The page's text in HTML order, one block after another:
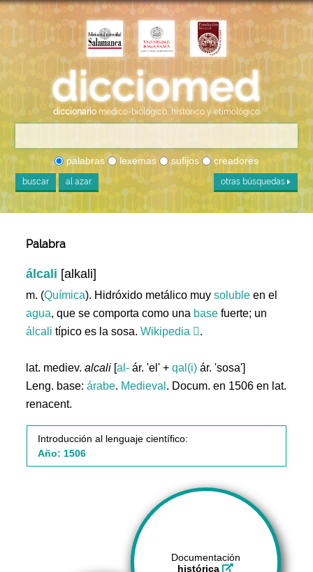
diccionario médico-biológico, histórico y etimológico
palabras lexemas sufijos creadores
buscar al azar otras búsquedas
Palabra
álcali [alkali]
m. (Química). Hidróxido metálico muysoluble en el
agua, que se comporta como una base fuerte; un
álcali típico es la sosa.Wikipedia .
lat. mediev.alcali [al- ár. 'el' +qal(i) ár. 'sosa']
Leng. base:árabe. Medieval . Docum. en 1506 en lat.
renacent.
Introducción al lenguaje científico:
Año: 1506
Documentación
histórica